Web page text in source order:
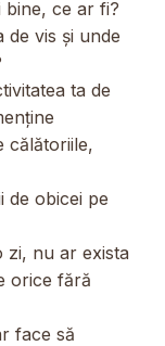
ce ar fi?
de vis și unde
ta de
călătoriile,
de obicei pe
zi, nu ar exista
orice fără
face să